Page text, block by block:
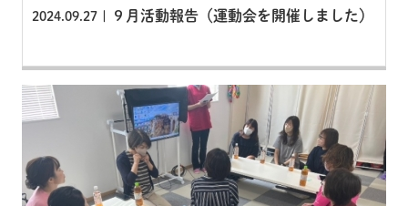
2024.09.27 | ９月活動報告（運動会を開催しました）